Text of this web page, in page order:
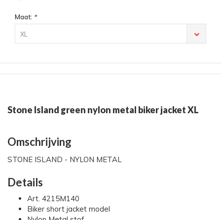
Maat: *
XL
Stone Island green nylon metal biker jacket XL
Omschrijving
STONE ISLAND - NYLON METAL
Details
Art. 4215M140
Biker short jacket model